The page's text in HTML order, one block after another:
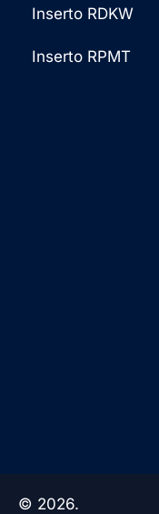
Inserto RDKW
Inserto RPMT
© 2026.